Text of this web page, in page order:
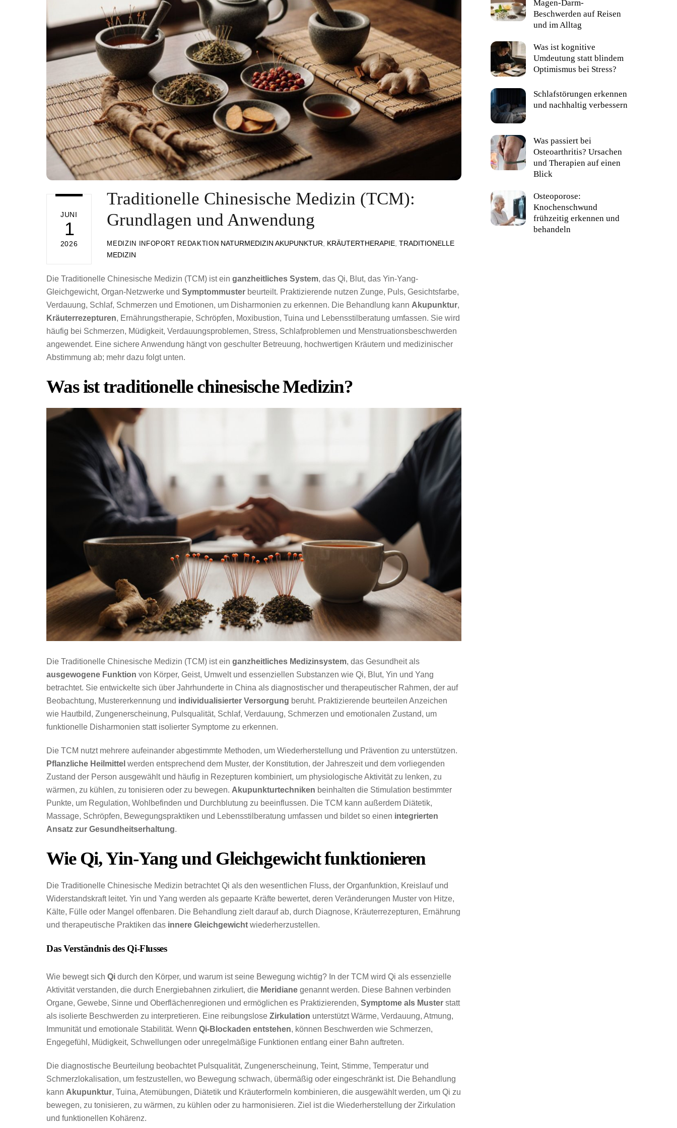
JUNI
1
2026
Traditionelle Chinesische Medizin (TCM):
Grundlagen und Anwendung
MEDIZIN INFOPORT REDAKTION NATURMEDIZIN AKUPUNKTUR, KRÄUTERTHERAPIE,TRADITIONELLE
MEDIZIN
Die Traditionelle Chinesische Medizin (TCM) ist ein ganzheitliches System, das Qi, Blut, das Yin-Yang-
Gleichgewicht, Organ-Netzwerke und Symptommuster beurteilt. Praktizierende nutzen Zunge, Puls, Gesichtsfarbe,
Verdauung, Schlaf, Schmerzen und Emotionen, um Disharmonien zu erkennen. Die Behandlung kann Akupunktur,
Kräuterrezepturen, Ernährungstherapie, Schröpfen, Moxibustion, Tuina und Lebensstilberatung umfassen. Sie wird
häufig bei Schmerzen, Müdigkeit, Verdauungsproblemen, Stress, Schlafproblemen und Menstruationsbeschwerden
angewendet. Eine sichere Anwendung hängt von geschulter Betreuung, hochwertigen Kräutern und medizinischer
Abstimmung ab; mehr dazu folgt unten.
Was ist traditionelle chinesische Medizin?
Die Traditionelle Chinesische Medizin (TCM) ist ein ganzheitliches Medizinsystem, das Gesundheit als
ausgewogene Funktion von Körper, Geist, Umwelt und essenziellen Substanzen wie Qi, Blut, Yin und Yang
betrachtet. Sie entwickelte sich über Jahrhunderte in China als diagnostischer und therapeutischer Rahmen, der auf
Beobachtung, Mustererkennung und individualisierter Versorgung beruht. Praktizierende beurteilen Anzeichen
wie Hautbild, Zungenerscheinung, Pulsqualität, Schlaf, Verdauung, Schmerzen und emotionalen Zustand, um
funktionelle Disharmonien statt isolierter Symptome zu erkennen.
Die TCM nutzt mehrere aufeinander abgestimmte Methoden, um Wiederherstellung und Prävention zu unterstützen.
Pflanzliche Heilmittel werden entsprechend dem Muster, der Konstitution, der Jahreszeit und dem vorliegenden
Zustand der Person ausgewählt und häufig in Rezepturen kombiniert, um physiologische Aktivität zu lenken, zu
wärmen, zu kühlen, zu tonisieren oder zu bewegen. Akupunkturtechniken beinhalten die Stimulation bestimmter
Punkte, um Regulation, Wohlbefinden und Durchblutung zu beeinflussen. Die TCM kann außerdem Diätetik,
Massage, Schröpfen, Bewegungspraktiken und Lebensstilberatung umfassen und bildet so einen integrierten
Ansatz zur Gesundheitserhaltung.
Wie Qi, Yin-Yang und Gleichgewicht funktionieren
Die Traditionelle Chinesische Medizin betrachtet Qi als den wesentlichen Fluss, der Organfunktion, Kreislauf und
Widerstandskraft leitet. Yin und Yang werden als gepaarte Kräfte bewertet, deren Veränderungen Muster von Hitze,
Kälte, Fülle oder Mangel offenbaren. Die Behandlung zielt darauf ab, durch Diagnose, Kräuterrezepturen, Ernährung
und therapeutische Praktiken das innere Gleichgewicht wiederherzustellen.
Das Verständnis des Qi-Flusses
Wie bewegt sich Qi durch den Körper, und warum ist seine Bewegung wichtig? In der TCM wird Qi als essenzielle
Aktivität verstanden, die durch Energiebahnen zirkuliert, die Meridiane genannt werden. Diese Bahnen verbinden
Organe, Gewebe, Sinne und Oberflächenregionen und ermöglichen es Praktizierenden, Symptome als Muster statt
als isolierte Beschwerden zu interpretieren. Eine reibungslose Zirkulation unterstützt Wärme, Verdauung, Atmung,
Immunität und emotionale Stabilität. Wenn Qi-Blockaden entstehen, können Beschwerden wie Schmerzen,
Engegefühl, Müdigkeit, Schwellungen oder unregelmäßige Funktionen entlang einer Bahn auftreten.
Die diagnostische Beurteilung beobachtet Pulsqualität, Zungenerscheinung, Teint, Stimme, Temperatur und
Schmerzlokalisation, um festzustellen, wo Bewegung schwach, übermäßig oder eingeschränkt ist. Die Behandlung
kann Akupunktur, Tuina, Atemübungen, Diätetik und Kräuterformeln kombinieren, die ausgewählt werden, um Qi zu
bewegen, zu tonisieren, zu wärmen, zu kühlen oder zu harmonisieren. Ziel ist die Wiederherstellung der Zirkulation
und funktionellen Kohärenz.
Magen-Darm-
Beschwerden auf Reisen
und im Alltag
Was ist kognitive
Umdeutung statt blindem
Optimismus bei Stress?
Schlafstörungen erkennen
und nachhaltig verbessern
Was passiert bei
Osteoarthritis? Ursachen
und Therapien auf einen
Blick
Osteoporose:
Knochenschwund
frühzeitig erkennen und
behandeln